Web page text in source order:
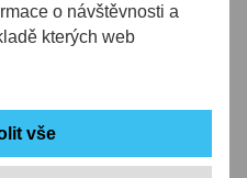
o návštěvnosti a
kterých web
elektráren
jich ČEZ Prodej
1 514 o celkovém